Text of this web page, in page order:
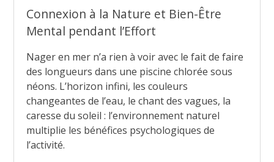
Connexion à la Nature et Bien-Être
Mental pendant l’Effort
Nager en mer n’a rien à voir avec le fait de faire
des longueurs dans une piscine chlorée sous
néons. L’horizon infini, les couleurs
changeantes de l’eau, le chant des vagues, la
caresse du soleil : l’environnement naturel
multiplie les bénéfices psychologiques de
l’activité.